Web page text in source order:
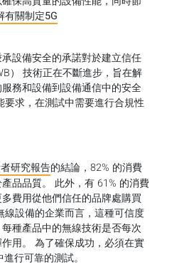
有關制定5G
設備安全的承諾對於建立信任
） 技術正在不斷進步，旨在解
務和設備到設備通信中的安全
求，在測試中需要進行合規性
研究報告的結論，82% 的消費
品品質。 此外，有 61% 的消費
費用從他們信任的品牌處購買
設備的企業而言，這種可信度
種產品中的無線技術是否每次
用。 為了確保成功，必須在實
行可靠的測試。